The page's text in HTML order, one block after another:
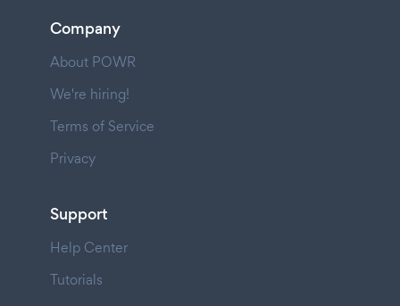
Company
About POWR
We're hiring!
Terms of Service
Privacy
Support
Help Center
Tutorials